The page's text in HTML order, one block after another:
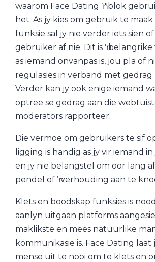
waarom Face Dating ŉ "blok
het. As jy kies om gebruik te maak
funksie sal jy nie verder iets sien
gebruiker af nie. Dit is ŉ belangrike
as iemand onvanpas is, jou pla of
regulasies in verband met gedrag
Verder kan jy ook enige iemand
optree se gedrag aan die
moderators rapporteer.
Die vermoë om gebruikers te sif
ligging is handig as jy vir iemand
en jy nie belangstel om oor lang
pendel of ŉ verhouding aan te
Klets en boodskap funksies is
aanlyn uitgaan platforms
maklikste en mees natuurlike
kommunikasie is. Face Dating
mense uit te nooi om te klets en